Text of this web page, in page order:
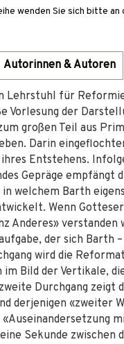
wenden Sie sich bitte an
Autorinnen & Autoren
Lehrstuhl für
Vorlesung der
großen Teil aus
Darin
Entstehens.
Gepräge empfängt
welchem Barth
Wenn
Anderes»
der sich Barth
wird die
im Bild der Vertikale,
Durchgang
derjenigen «zweiter
Sekunde